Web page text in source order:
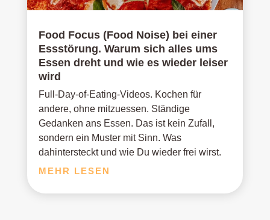
Food Focus (Food Noise) bei einer
Essstörung. Warum sich alles ums
Essen dreht und wie es wieder leiser
wird
Full-Day-of-Eating-Videos. Kochen für
andere, ohne mitzuessen. Ständige
Gedanken ans Essen. Das ist kein Zufall,
sondern ein Muster mit Sinn. Was
dahintersteckt und wie Du wieder frei wirst.
MEHR LESEN